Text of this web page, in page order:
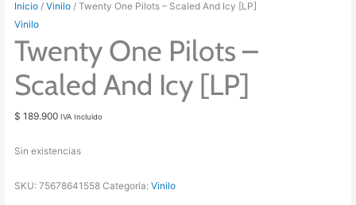
Inicio /Vinilo / Twenty One Pilots – Scaled And Icy [LP]
Vinilo
Twenty One Pilots –
Scaled And Icy [LP]
$ 189.900 IVA Incluido
Sin existencias
SKU:75678641558 Categoría:Vinilo